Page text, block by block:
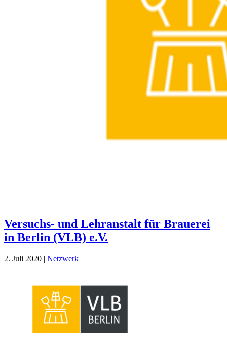
Versuchs- und Lehr­anstalt für Brauerei
in Berlin (VLB) e.V.
2. Juli 2020 | Netzwerk